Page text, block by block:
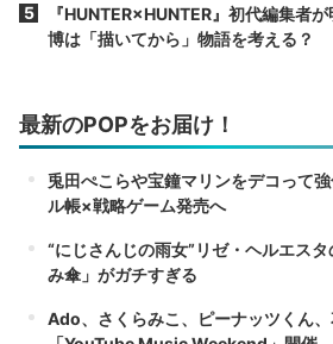
『HUNTER×HUNTER』初代編集者
博は「描いてから」物語を考える？
最新のPOPをお届け！
兎田ぺこらや宝鐘マリンをデコって
ル帳×戦略ゲーム発売へ
“にじさんじの雨女”リゼ・ヘルエス
み傘」がガチすぎる
Ado、さくらみこ、ピーナッツくん